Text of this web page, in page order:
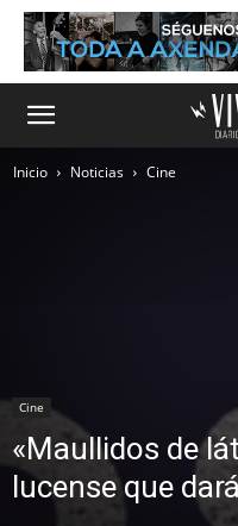
Inicio Noticias Cine
Cine
«Maullidos de
lucense que